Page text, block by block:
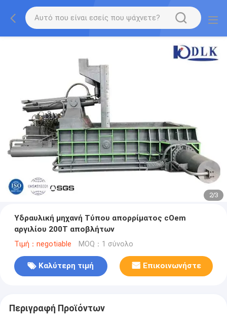
2/3
Υδραυλική μηχανή Τύπου απορρίματος cOem
αργιλίου 200T αποβλήτων
Τιμή：negotiable MOQ：1 σύνολο
Καλύτερη τιμή Επικοινωνήστε
Περιγραφή Προϊόντων